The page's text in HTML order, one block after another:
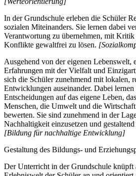
In der Grundschule erleben die Schüler
sozialen Miteinanders. Sie lernen dabei
Verantwortung zu übernehmen, mit
Konflikte gewaltfrei zu lösen.
Ausgehend von der eigenen Lebenswelt,
Erfahrungen mit der Vielfalt und
sich die Schüler zunehmend mit lokalen,
Entwicklungen auseinander. Dabei
Entscheidungen auf das eigene Leben,
Menschen, die Umwelt und die
bewerten. Sie sind zunehmend in der
Nachhaltigkeit einzusetzen und
[Bildung für nachhaltige Entwicklung]
Gestaltung des Bildungs- und
Der Unterricht in der Grundschule knüpft